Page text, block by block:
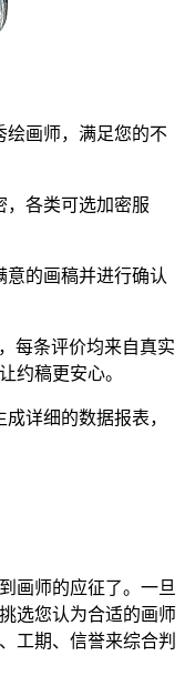
画师，满足您的不
各类可选加密服
的画稿并进行确认
每条评价均来自真实
约稿更安心。
详细的数据报表，
师的应征了。一旦
选您认为合适的画师
工期、信誉来综合判